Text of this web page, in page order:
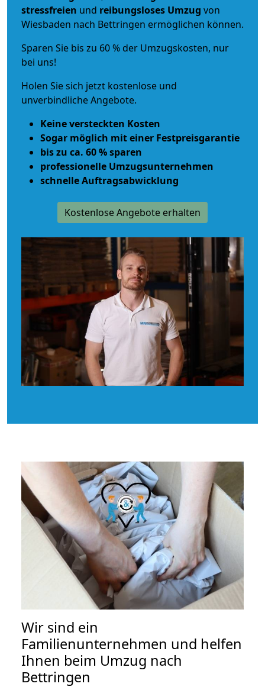
stressfreien und reibungsloses Umzug von
Wiesbaden nach Bettringen ermöglichen können.
Sparen Sie bis zu 60 % der Umzugskosten, nur
bei uns!
Holen Sie sich jetzt kostenlose und
unverbindliche Angebote.
Keine versteckten Kosten
Sogar möglich mit einer Festpreisgarantie
bis zu ca. 60 % sparen
professionelle Umzugsunternehmen
schnelle Auftragsabwicklung
Kostenlose Angebote erhalten
Wir sind ein
Familienunternehmen und helfen
Ihnen beim Umzug nach
Bettringen